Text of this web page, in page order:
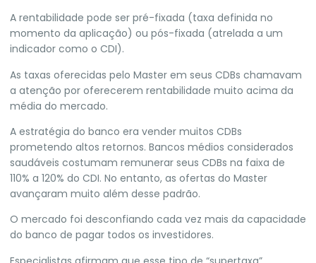
A rentabilidade pode ser pré-fixada (taxa definida no
momento da aplicação) ou pós-fixada (atrelada a um
indicador como o CDI).
As taxas oferecidas pelo Master em seus CDBs chamavam
a atenção por oferecerem rentabilidade muito acima da
média do mercado.
A estratégia do banco era vender muitos CDBs
prometendo altos retornos. Bancos médios considerados
saudáveis costumam remunerar seus CDBs na faixa de
110% a 120% do CDI. No entanto, as ofertas do Master
avançaram muito além desse padrão.
O mercado foi desconfiando cada vez mais da capacidade
do banco de pagar todos os investidores.